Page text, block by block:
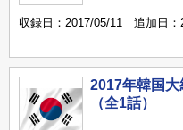
収録日：2017/05/11 追加日：
2017年韓国
（全1話）